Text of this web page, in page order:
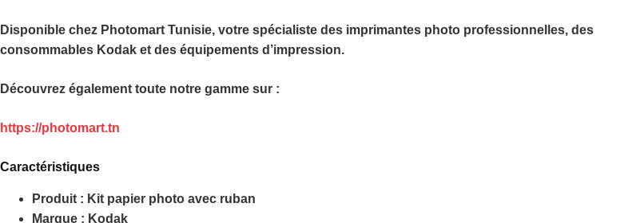
Disponible chez Photomart Tunisie, votre spécialiste des imprimantes photo professionnelles, des
consommables Kodak et des équipements d’impression.
Découvrez également toute notre gamme sur :
https://photomart.tn
Caractéristiques
Produit : Kit papier photo avec ruban
Marque : Kodak